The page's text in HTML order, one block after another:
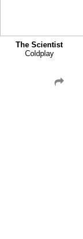
The Scientist
Coldplay